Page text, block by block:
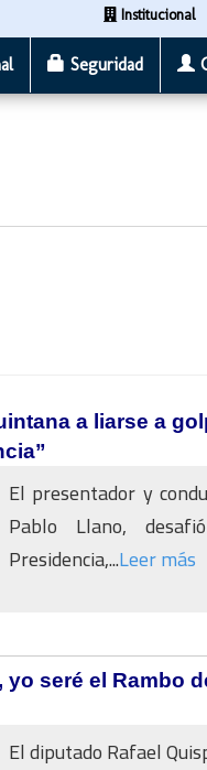
Institucional
Seguridad
a liarse a
El presentador y
Pablo Llano,
Presidencia,...Leer más
yo seré el Rambo
El diputado Rafael